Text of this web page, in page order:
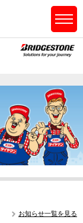
お知らせ一覧を見る